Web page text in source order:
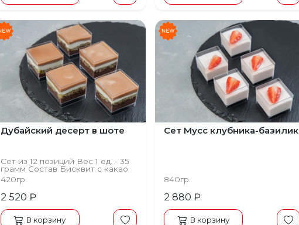
Дубайский десерт в шоте
Сет из 12 позиций Вес 1 ед. - 35
грамм Состав Бисквит с какао
на миндальной муке,
фисташковя начинка, крем чиз
420гр.
2 520 ₽
В корзину
Сет Мусс клубника-базилик
840гр.
2 880 ₽
В корзину